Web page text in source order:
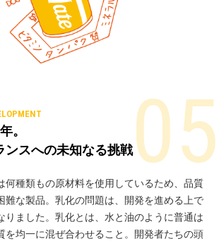
。
ンスへの未知なる挑戦
何種類もの原材料を使用しているため、品質
難な製品。乳化の問題は、開発を進める上で
りました。乳化とは、水と油のように普通は
を均一に混ぜ合わせること。開発者たちの頭